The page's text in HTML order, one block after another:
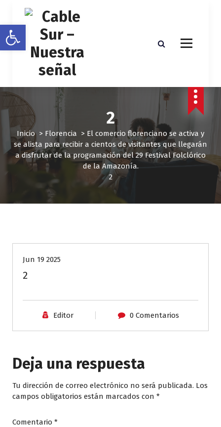
Abrir barra de herramientas
l
a
2
Inicio> Florencia > El comercio florenciano se activa y
se alista para recibir a cientos de visitantes que llegarán
a disfrutar de la programación del 29 Festival Folclórico
de la Amazonía.
2
Jun 19 2025
2
Editor 0 Comentarios
Deja una respuesta
Tu dirección de correo electrónico no será publicada. Los
campos obligatorios están marcados con *
Comentario *